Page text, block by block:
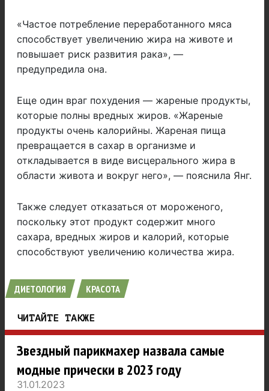
«Частое потребление переработанного мяса
способствует увеличению жира на животе и
повышает риск развития рака», —
предупредила она.
Еще один враг похудения — жареные продукты,
которые полны вредных жиров. «Жареные
продукты очень калорийны. Жареная пища
превращается в сахар в организме и
откладывается в виде висцерального жира в
области живота и вокруг него», — пояснила Янг.
Также следует отказаться от мороженого,
поскольку этот продукт содержит много
сахара, вредных жиров и калорий, которые
способствуют увеличению количества жира.
ДИЕТОЛОГИЯ КРАСОТА
ЧИТАЙТЕ ТАКЖЕ
Звездный парикмахер назвала самые
модные прически в 2023 году
31.01.2023